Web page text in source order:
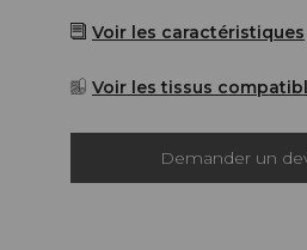
Voir les caractéristiques
Voir les tissus
Demander un